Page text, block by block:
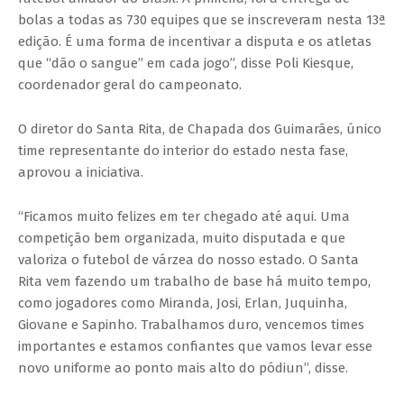
bolas a todas as 730 equipes que se inscreveram nesta 13ª
edição. É uma forma de incentivar a disputa e os atletas
que “dão o sangue” em cada jogo”, disse Poli Kiesque,
coordenador geral do campeonato.
O diretor do Santa Rita, de Chapada dos Guimarães, único
time representante do interior do estado nesta fase,
aprovou a iniciativa.
“Ficamos muito felizes em ter chegado até aqui. Uma
competição bem organizada, muito disputada e que
valoriza o futebol de várzea do nosso estado. O Santa
Rita vem fazendo um trabalho de base há muito tempo,
como jogadores como Miranda, Josi, Erlan, Juquinha,
Giovane e Sapinho. Trabalhamos duro, vencemos times
importantes e estamos confiantes que vamos levar esse
novo uniforme ao ponto mais alto do pódiun”, disse.